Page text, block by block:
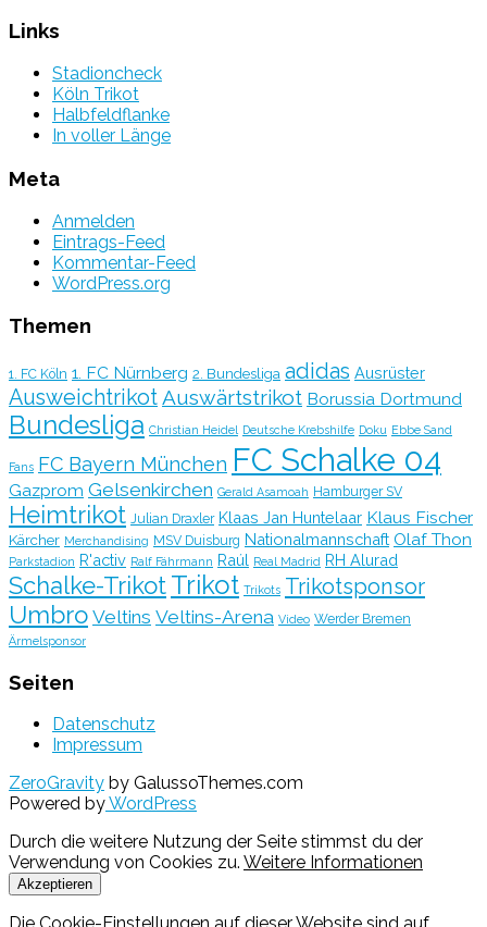
Links
Stadioncheck
Köln Trikot
Halbfeldflanke
In voller Länge
Meta
Anmelden
Eintrags-Feed
Kommentar-Feed
WordPress.org
Themen
1. FC Köln 1. FC Nürnberg 2. Bundesliga adidas Ausrüster
AusweichtrikotAuswärtstrikot Borussia Dortmund
Bundesliga Christian Heidel Deutsche Krebshilfe Doku Ebbe Sand
Fans FC Bayern München FC Schalke 04
Gazprom Gelsenkirchen Gerald Asamoah Hamburger SV
Heimtrikot Julian Draxler Klaas Jan Huntelaar Klaus Fischer
Kärcher Merchandising MSV Duisburg Nationalmannschaft Olaf Thon
Parkstadion R'activ Ralf Fährmann Raúl Real Madrid RH Alurad
Schalke-TrikotTrikot Trikots Trikotsponsor
Umbro Veltins Veltins-Arena Video Werder Bremen
Ärmelsponsor
Seiten
Datenschutz
Impressum
ZeroGravity by GalussoThemes.com
Powered byWordPress
Durch die weitere Nutzung der Seite stimmst du der
Verwendung von Cookies zu. Weitere Informationen
Akzeptieren